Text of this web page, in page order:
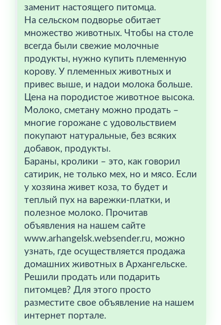
заменит настоящего питомца.
На сельском подворье обитает
множество животных. Чтобы на столе
всегда были свежие молочные
продукты, нужно купить племенную
корову. У племенных животных и
привес выше, и надои молока больше.
Цена на породистое животное высока.
Молоко, сметану можно продать –
многие горожане с удовольствием
покупают натуральные, без всяких
добавок, продукты.
Бараны, кролики – это, как говорил
сатирик, не только мех, но и мясо. Если
у хозяина живет коза, то будет и
теплый пух на варежки-платки, и
полезное молоко. Прочитав
объявления на нашем сайте
www.arhangelsk.websender.ru, можно
узнать, где осуществляется продажа
домашних животных в Архангельске.
Решили продать или подарить
питомцев? Для этого просто
разместите свое объявление на нашем
интернет портале.